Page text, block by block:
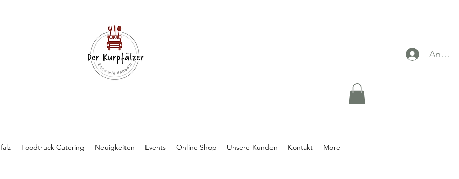
Foodtruck Catering Neuigkeiten Events Online Shop Unsere Kunden Kontakt More